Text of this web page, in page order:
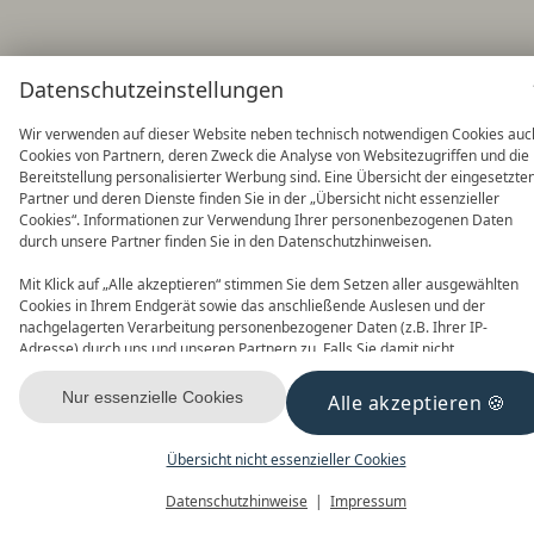
Datenschutzeinstellungen
Wir verwenden auf dieser Website neben technisch notwendigen Cookies
Cookies von Partnern, deren Zweck die Analyse von Websitezugriffen und die
Bereitstellung personalisierter Werbung sind. Eine Übersicht der
Partner und deren Dienste finden Sie in der „Übersicht nicht essenzieller
Cookies“. Informationen zur Verwendung Ihrer personenbezogenen Daten
durch unsere Partner finden Sie in den Datenschutzhinweisen.
Mit Klick auf „Alle akzeptieren“ stimmen Sie dem Setzen aller ausgewählten
Cookies in Ihrem Endgerät sowie das anschließende Auslesen und der
nachgelagerten Verarbeitung personenbezogener Daten (z.B. Ihrer IP-
Adresse) durch uns und unseren Partnern zu. Falls Sie damit nicht
einverstanden sind, klicken Sie bitte auf „Nur essenzielle Cookies“. Eine
individuelle Auswahl können Sie unter „Übersicht nicht essenzieller Cookies“
tätigen. Sie können Ihre Auswahl im Fußbereich dieser Website oder in den
Datenschutzhinweisen jederzeit aufrufen und ändern.
Alle akzeptieren
Nur essenzielle Cookies
Übersicht nicht essenzieller Cookies
Datenschutzhinweise Impressum